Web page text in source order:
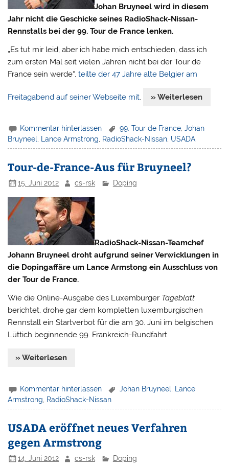
Johan Bruyneel wird in diesem
Jahr nicht die Geschicke seines RadioShack-Nissan-
Rennstalls bei der 99. Tour de France lenken.
„Es tut mir leid, aber ich habe mich entschieden, dass ich
zum ersten Mal seit vielen Jahren nicht bei der Tour de
France sein werde“,teilte der 47 Jahre alte Belgier am
Freitagabend auf seiner Webseite mit. » Weiterlesen
Kommentar hinterlassen 99. Tour de France ,Johan
Bruyneel
Lance Armstrong RadioShack-Nissan USADA
Tour-de-France-Aus für Bruyneel?
15. Juni 2012 cs-rsk Doping
RadioShack-Nissan-Teamchef
Johann Bruyneel droht aufgrund seiner Verwicklungen in
die Dopingaffäre um Lance Armstong ein Ausschluss von
der Tour de France.
Wie die Online-Ausgabe des Luxemburger Tageblatt
berichtet, drohe gar dem kompletten luxemburgischen
Rennstall ein Startverbot für die am 30. Juni im belgischen
Lüttich beginnende 99. Frankreich-Rundfahrt.
» Weiterlesen
Kommentar hinterlassen Johan Bruyneel
Lance
Armstrong, RadioShack-Nissan
USADA eröffnet neues Verfahren
gegen Armstrong
14. Juni 2012 cs-rsk Doping